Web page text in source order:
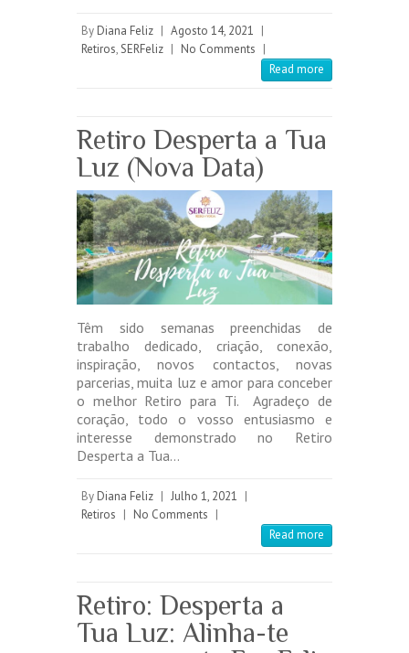
By Diana Feliz | Agosto 14, 2021 |
Retiros,SERFeliz | No Comments |
Read more
Retiro Desperta a Tua
Luz (Nova Data)
Têm sido semanas preenchidas de
trabalho dedicado, criação, conexão,
inspiração, novos contactos, novas
parcerias, muita luz e amor para conceber
o melhor Retiro para Ti. ️ Agradeço de
coração, todo o vosso entusiasmo e
interesse demonstrado no Retiro
Desperta a Tua…
By Diana Feliz | Julho 1, 2021 |
Retiros | No Comments |
Read more
Retiro: Desperta a
Tua Luz: Alinha-te